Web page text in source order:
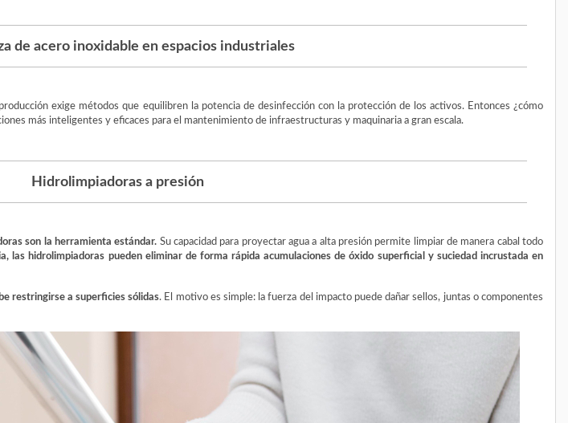
de acero inoxidable en espacios industriales
exige métodos que equilibren la potencia de desinfección con la protección de los activos. Entonces ¿cómo
más inteligentes y eficaces para el mantenimiento de infraestructuras y maquinaria a gran escala.
Hidrolimpiadoras a presión
son la herramienta estándar. Su capacidad para proyectar agua a alta presión permite limpiar de manera cabal todo
las hidrolimpiadoras pueden eliminar de forma rápida acumulaciones de óxido superficial y suciedad incrustada en
restringirse a superficies sólidas. El motivo es simple: la fuerza del impacto puede dañar sellos, juntas o componentes